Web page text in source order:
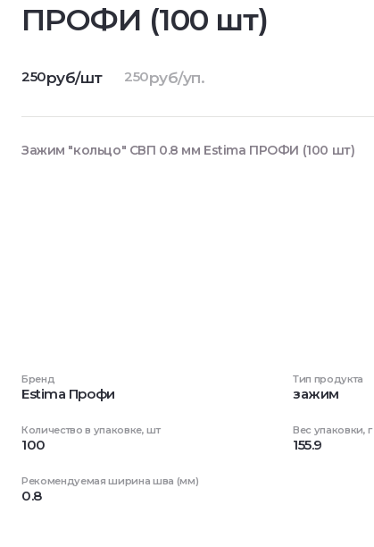
ПРОФИ (100 шт)
Бренд
Estima Профи
Тип продукта
зажим
Количество в упаковке, шт
100
Вес упаковки, г
155.9
Рекомендуемая ширина шва (мм)
0.8
250руб/шт 250руб/уп.
Зажим "кольцо" СВП 0.8 мм Estima ПРОФИ (100 шт)